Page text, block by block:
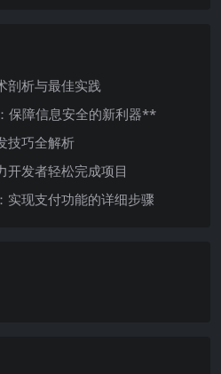
剖析与最佳实践
保障信息安全的新利器**
技巧全解析
开发者轻松完成项目
实现支付功能的详细步骤